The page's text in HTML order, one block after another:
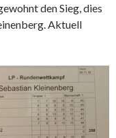
den Sieg, dies
Aktuell